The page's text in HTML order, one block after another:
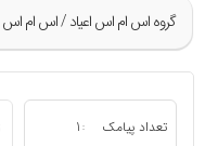
گروه اس ام اس اعياد / اس ام اس
تعداد پیامک :
1